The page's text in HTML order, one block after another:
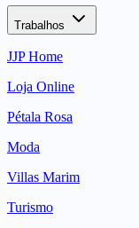
Trabalhos
JJP Home
Loja Online
Pétala Rosa
Moda
Villas Marim
Turismo